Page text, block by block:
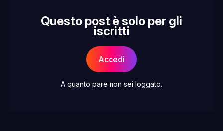
Questo post è solo per gli
iscritti
Accedi
A quanto pare non sei loggato.